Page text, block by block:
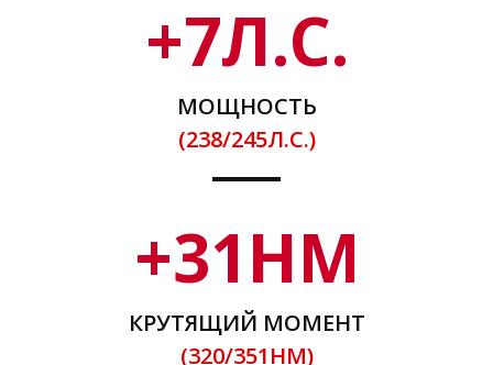
+7Л.С.
МОЩНОСТЬ
(238/245Л.С.)
+31НМ
КРУТЯЩИЙ МОМЕНТ
(320/351НМ)